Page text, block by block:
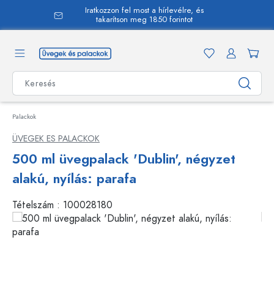
Iratkozzon fel most a hírlevélre, és
takarítson meg 1850 forintot
Palackok
ÜVEGEK ES PALACKOK
500 ml üvegpalack 'Dublin', négyzet
alakú, nyílás: parafa
Tételszám : 100028180